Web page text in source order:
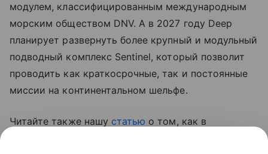
модулем, классифицированным международным
морским обществом DNV. А в 2027 году Deep
планирует развернуть более крупный и модульный
подводный комплекс Sentinel, который позволит
проводить как краткосрочные, так и постоянные
миссии на континентальном шельфе.
Читайте также нашу статью о том, как в